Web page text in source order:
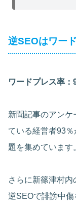
逆SEOはワー
ワードプレス率：
新聞記事のアンケ
ている経営者93
題を集めています
さらに新篠津村
逆SEOで誹謗中